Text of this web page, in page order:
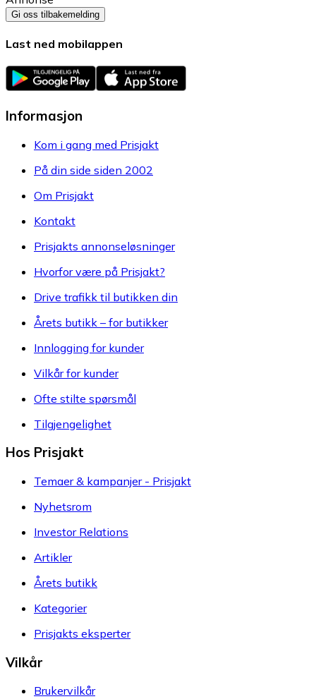
Gi oss tilbakemelding
Last ned mobilappen
Informasjon
Kom i gang med Prisjakt
På din side siden 2002
Om Prisjakt
Kontakt
Prisjakts annonseløsninger
Hvorfor være på Prisjakt?
Drive trafikk til butikken din
Årets butikk – for butikker
Innlogging for kunder
Vilkår for kunder
Ofte stilte spørsmål
Tilgjengelighet
Hos Prisjakt
Temaer & kampanjer - Prisjakt
Nyhetsrom
Investor Relations
Artikler
Årets butikk
Kategorier
Prisjakts eksperter
Vilkår
Brukervilkår